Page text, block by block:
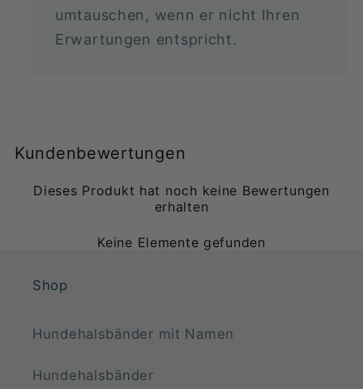
umtauschen, wenn er nicht Ihren
Erwartungen entspricht.
Kundenbewertungen
Dieses Produkt hat noch keine Bewertungen
erhalten
Keine Elemente gefunden
Shop
Hundehalsbänder mit Namen
Hundehalsbänder